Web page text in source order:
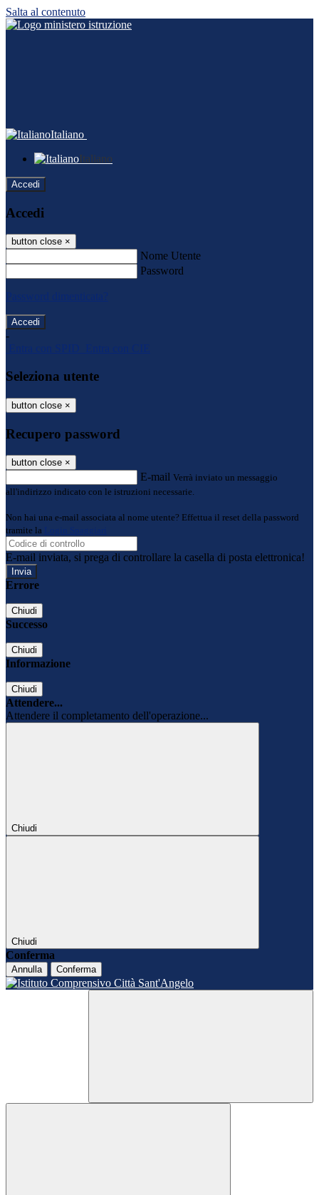
Salta al contenuto
Italiano
Italiano
Accedi
Accedi
button close ×
Nome Utente
Password
Password dimenticata?
-
Entra con SPID
Entra con CIE
Seleziona utente
button close ×
Recupero password
button close ×
E-mail Verrà inviato un messaggio
all'indirizzo indicato con le istruzioni necessarie.
Non hai una e-mail associata al nome utente? Effettua il reset della password
tramite la
Login Spaggiari
E-mail inviata, si prega di controllare la casella di posta elettronica!
Errore
Chiudi
Successo
Chiudi
Informazione
Chiudi
Attendere...
Attendere il completamento dell'operazione...
Chiudi
Chiudi
Conferma
Annulla Conferma